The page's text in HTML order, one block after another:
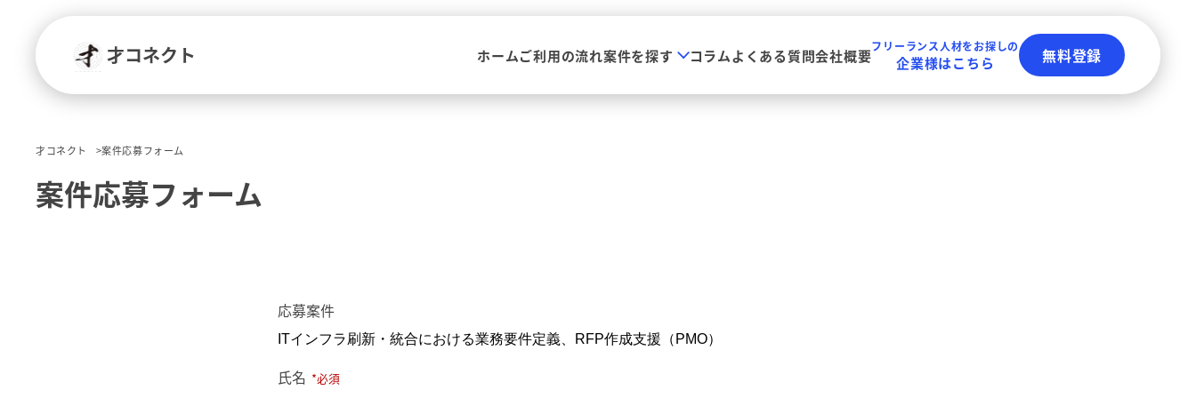
才コネクト ホームご利用の流れ案件を探す コラムよくある質問会社概要
フリーランス人材をお探しの
企業様はこちら 無料登録
才コネクト 案件応募フォーム
案件応募フォーム
応募案件
氏名